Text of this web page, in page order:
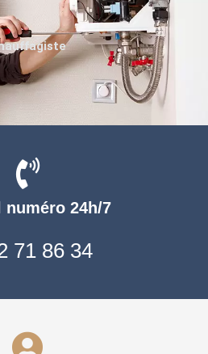
numéro 24h/7
71 86 34